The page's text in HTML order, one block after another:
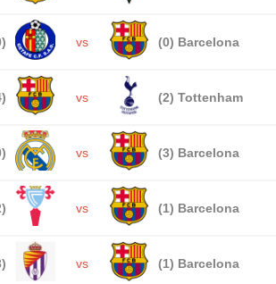
vs (0) Barcelona
vs (2) Tottenham
vs (3) Barcelona
vs (1) Barcelona
vs (1) Barcelona